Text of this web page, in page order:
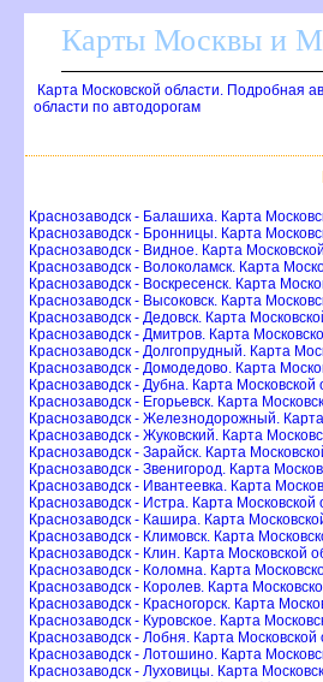
Карты Москвы и
Карта Московской области. Подробная
области по автодорогам
Краснозаводск - Балашиха. Карта
Краснозаводск - Бронницы. Карта
Краснозаводск - Видное. Карта
Краснозаводск - Волоколамск. Карта
Краснозаводск - Воскресенск. Карта
Краснозаводск - Высоковск. Карта
Краснозаводск - Дедовск. Карта
Краснозаводск - Дмитров. Карта
Краснозаводск - Долгопрудный. Карта
Краснозаводск - Домодедово. Карта
Краснозаводск - Дубна. Карта
Краснозаводск - Егорьевск. Карта
Краснозаводск - Железнодорожный.
Краснозаводск - Жуковский. Карта
Краснозаводск - Зарайск. Карта
Краснозаводск - Звенигород. Карта
Краснозаводск - Ивантеевка. Карта
Краснозаводск - Истра. Карта
Краснозаводск - Кашира. Карта
Краснозаводск - Климовск. Карта
Краснозаводск - Клин. Карта Московской
Краснозаводск - Коломна. Карта
Краснозаводск - Королев. Карта
Краснозаводск - Красногорск. Карта
Краснозаводск - Куровское. Карта
Краснозаводск - Лобня. Карта
Краснозаводск - Лотошино. Карта
Краснозаводск - Луховицы. Карта